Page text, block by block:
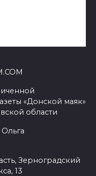
«Донской маяк»
области
Зерноградский
13